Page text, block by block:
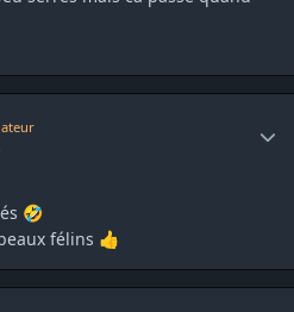
🤣
félins 👍